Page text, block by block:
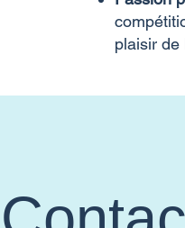
plaisir de